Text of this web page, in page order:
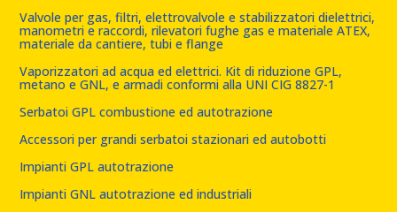
Valvole per gas, filtri, elettrovalvole e stabilizzatori dielettrici,
manometri e raccordi, rilevatori fughe gas e materiale ATEX,
materiale da cantiere, tubi e flange
Vaporizzatori ad acqua ed elettrici. Kit di riduzione GPL,
metano e GNL, e armadi conformi alla UNI CIG 8827-1
Serbatoi GPL combustione ed autotrazione
Accessori per grandi serbatoi stazionari ed autobotti
Impianti GPL autotrazione
Impianti GNL autotrazione ed industriali